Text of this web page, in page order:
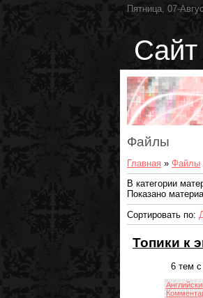
Пятница, 07-
Файлы
Главная » Файлы
В категории
Показано
Сортировать по:
Топики к
6 тем